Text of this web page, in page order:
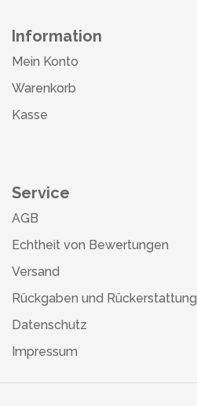
Information
Mein Konto
Warenkorb
Kasse
Service
AGB
Echtheit von Bewertungen
Versand
Rückgaben und Rückerstattung
Datenschutz
Impressum